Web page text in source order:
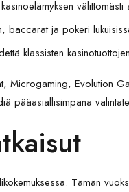
välittömästi
baccarat ja pokeri
klassisten
Microgaming, Evolution
pääasiallisimpana
Tämän